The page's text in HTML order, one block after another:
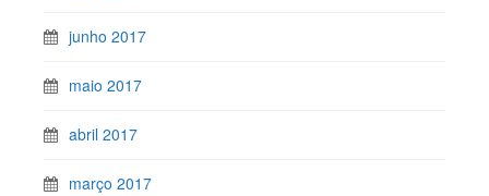
junho 2017
maio 2017
abril 2017
março 2017